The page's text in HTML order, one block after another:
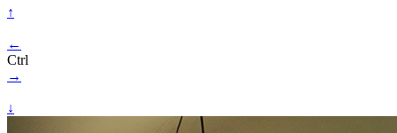
↑
←
Ctrl
→
↓